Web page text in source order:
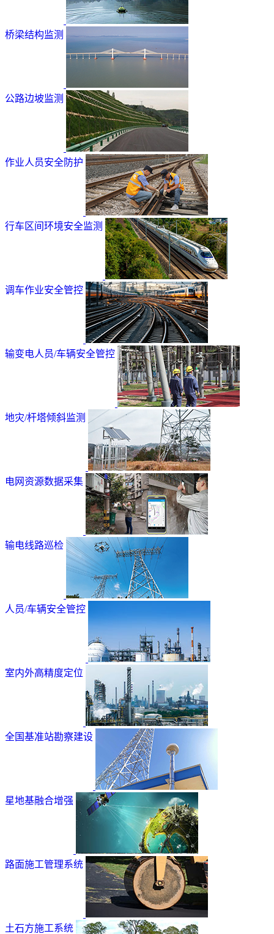
桥梁结构监测
公路边坡监测
作业人员安全防护
行车区间环境安全监测
调车作业安全管控
输变电人员/车辆安全管控
地灾/杆塔倾斜监测
电网资源数据采集
输电线路巡检
人员/车辆安全管控
室内外高精度定位
全国基准站勘察建设
星地基融合增强
路面施工管理系统
土石方施工系统